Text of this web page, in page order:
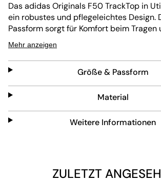
Das adidas Originals F50 TrackTop in
ein robustes und pflegeleichtes Design.
Passform sorgt für Komfort beim Tragen
einer zuverlässigen Wahl für den Alltag.
schwarze Farbe verleiht jedem Outfit
verbindet Funktion mit Stil.
Mehr anzeigen
Größe & Passform
Material
Weitere Informationen
ZULETZT